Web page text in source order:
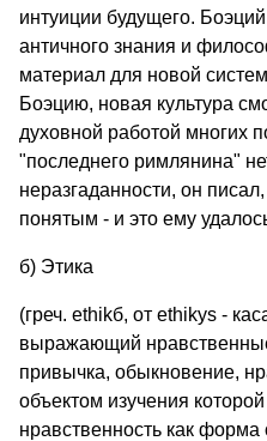
интуиции будущего.
античного знания и
материал для новой
Боэцию, новая культура
духовной работой многих
"последнего римлянина"
неразгаданности, он
понятым - и это ему
б) Этика
(греч. ethikб, от ethikуs -
выражающий
привычка, обыкновение,
объектом изучения
нравственность как